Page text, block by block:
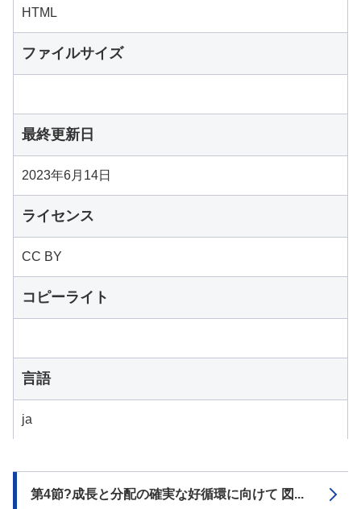
第4節?成長と分配の確実な好循環に向けて 図...
HTML
ファイルサイズ
最終更新日
2023年6月14日
ライセンス
CC BY
コピーライト
言語
ja